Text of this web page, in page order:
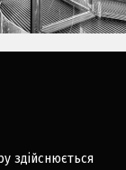
здійснюється